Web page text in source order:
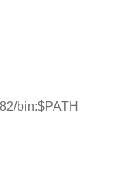
bin:$PATH